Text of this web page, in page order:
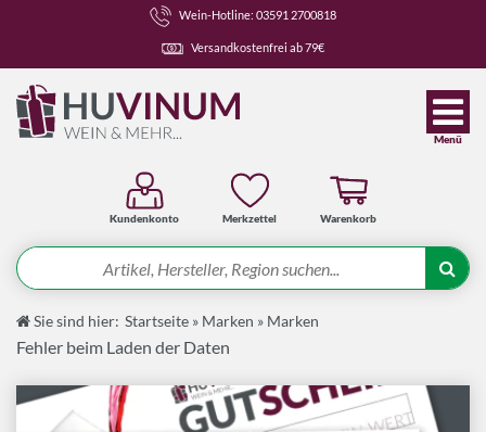
Wein-Hotline: 03591 2700818
Versandkostenfrei ab 79€
Kundenkonto Merkzettel Warenkorb
Menü
Angebote
Wein-Pakete
Weine
Sie sind hier: Startseite » Marken » Marken
Fehler beim Laden der Daten